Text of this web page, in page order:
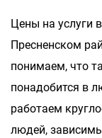
Цены на услуги
Пресненском
понимаем, что
понадобится в
работаем
людей,